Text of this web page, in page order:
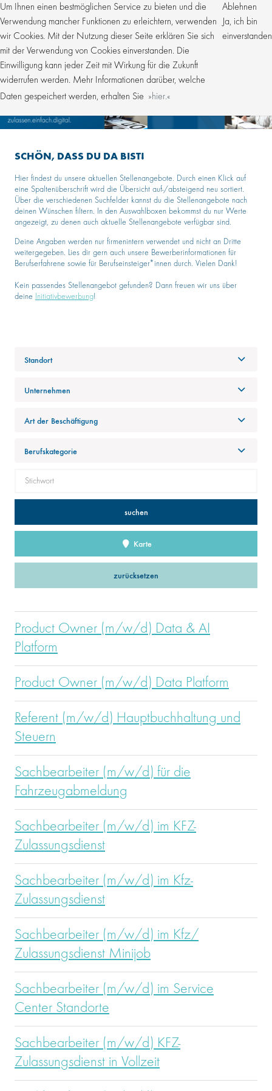
Um Ihnen einen bestmöglichen Service zu bieten und die
Verwendung mancher Funktionen zu erleichtern, verwenden
wir Cookies. Mit der Nutzung dieser Seite erklären Sie sich
mit der Verwendung von Cookies einverstanden. Die
Einwilligung kann jeder Zeit mit Wirkung für die Zukunft
widerrufen werden. Mehr Informationen darüber, welche
Daten gespeichert werden, erhalten Sie
hier.
Ablehnen
Ja, ich bin
einverstanden
SCHÖN, DASS DU DA BIST!
Hier findest du unsere aktuellen Stellenangebote. Durch einen Klick auf
eine Spaltenüberschrift wird die Übersicht auf-/absteigend neu sortiert.
Über die verschiedenen Suchfelder kannst du die Stellenangebote nach
deinen Wünschen filtern. In den Auswahlboxen bekommst du nur Werte
angezeigt, zu denen auch aktuelle Stellenangebote verfügbar sind.
Deine Angaben werden nur firmenintern verwendet und nicht an Dritte
weitergegeben. Lies dir gern auch unsere Bewerberinformationen für
Berufserfahrene sowie für Berufseinsteiger*innen durch. Vielen Dank!
Kein passendes Stellenangebot gefunden? Dann freuen wir uns über
deine
Initiativbewerbung!
Standort
Unternehmen
Art der Beschäftigung
Berufskategorie
zurücksetzen
Karte
suchen
Product Owner (m/w/d) Data & AI
Platform
Product Owner (m/w/d) Data Platform
Referent (m/w/d) Hauptbuchhaltung und
Steuern
Sachbearbeiter (m/w/d) für die
Fahrzeugabmeldung
Sachbearbeiter (m/w/d) im KFZ-
Zulassungsdienst
Sachbearbeiter (m/w/d) im Kfz-
Zulassungsdienst
Sachbearbeiter (m/w/d) im Kfz/
Zulassungsdienst Minijob
Sachbearbeiter (m/w/d) im Service
Center Standorte
Sachbearbeiter (m/w/d) KFZ-
Zulassungsdienst in Vollzeit